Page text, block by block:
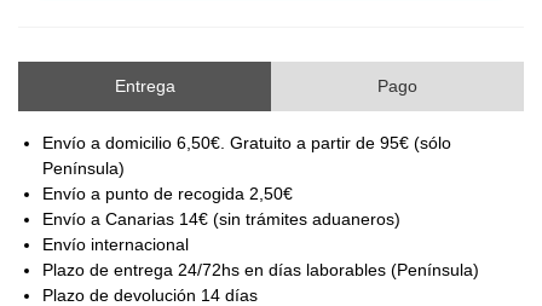
Entrega Pago
Envío a domicilio 6,50€. Gratuito a partir de 95€ (sólo
Península)
Envío a punto de recogida 2,50€
Envío a Canarias 14€ (sin trámites aduaneros)
Envío internacional
Plazo de entrega 24/72hs en días laborables (Península)
Plazo de devolución 14 días